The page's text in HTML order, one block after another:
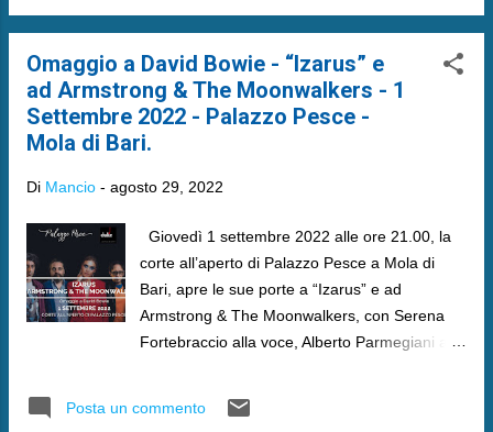
Omaggio a David Bowie - “Izarus” e
ad Armstrong & The Moonwalkers - 1
Settembre 2022 - Palazzo Pesce -
Mola di Bari.
Di Mancio - agosto 29, 2022
Giovedì 1 settembre 2022 alle ore 21.00, la
corte all’aperto di Palazzo Pesce a Mola di
Bari, apre le sue porte a “Izarus” e ad
Armstrong & The Moonwalkers, con Serena
Fortebraccio alla voce, Alberto Parmegiani alla
Giorgio Vendola al contrabbasso e Fabio
Accardi alla batteria e arrangiamenti.
Posta un commento